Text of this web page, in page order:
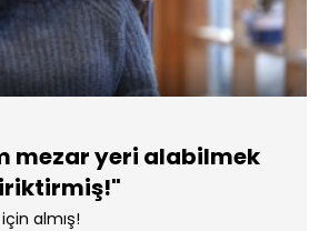
mezar yeri alabilmek
almış!